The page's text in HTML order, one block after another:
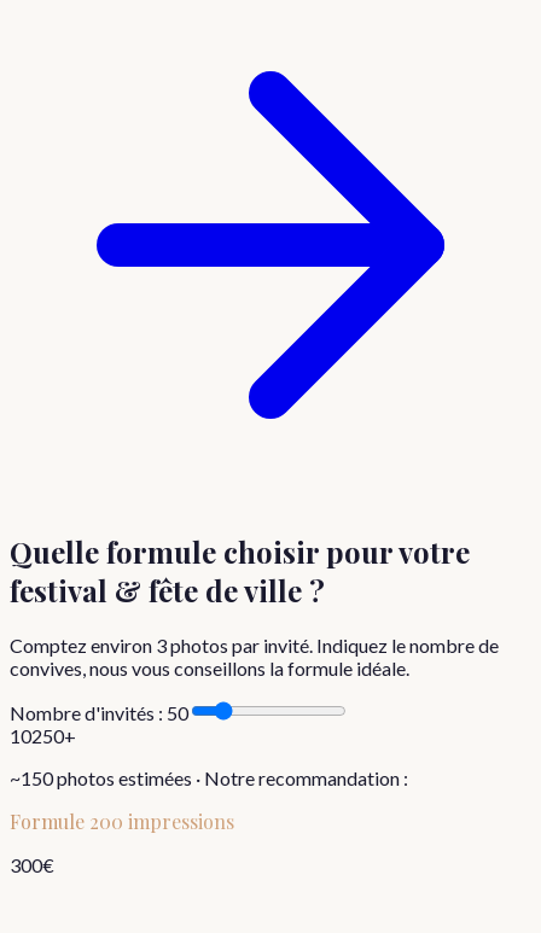
Quelle formule choisirpour votre
festival & fête de ville ?
Comptez environ 3photos par invité. Indiquez le nombre de
convives, nous vous conseillons la formule idéale.
Nombre d'invités : 50
10250+
~150photos estimées · Notre recommandation :
Formule 200 impressions
300€